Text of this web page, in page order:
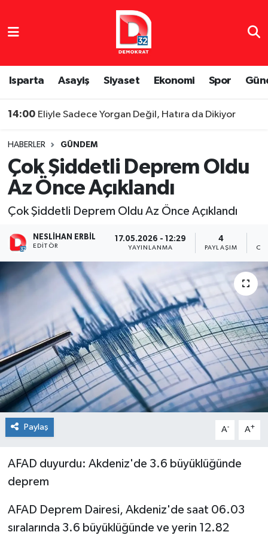
Isparta Asayiş Siyaset Ekonomi Spor
14:00 Eliyle Sadece Yorgan Değil, Hatıra da Dikiyor
HABERLER GÜNDEM
Çok Şiddetli Deprem Oldu
Az Önce Açıklandı
Çok Şiddetli Deprem Oldu Az Önce Açıklandı
NESLIHAN ERBIL
EDITÖR
17.05.2026 - 12:29
YAYINLANMA
4
PAYLAŞIM
Paylaş A- A+
AFAD duyurdu: Akdeniz'de 3.6 büyüklüğünde
deprem
AFAD Deprem Dairesi, Akdeniz'de saat 06.03
sıralarında 3.6 büyüklüğünde ve yerin 12.82
Isparta Nöbetçi Eczaneler
Isparta Hava Durumu
Süper Lig Puan Durumu ve Fikstür
Tüm Manşetler